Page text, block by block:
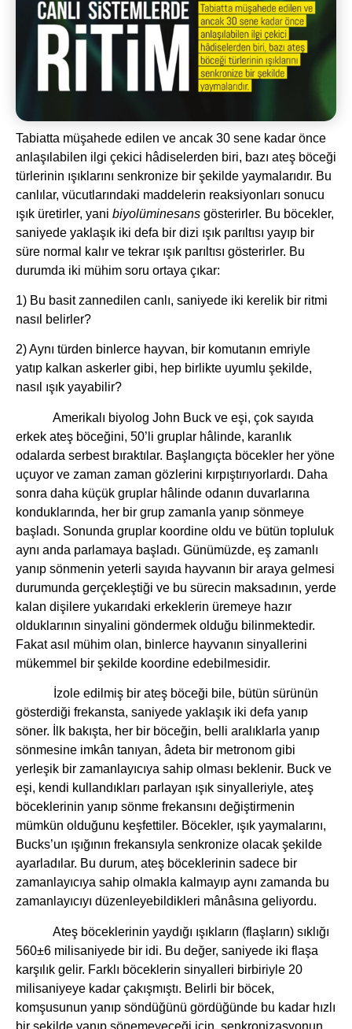
Tabiatta müşahede edilen ve ancak 30 sene kadar önce
anlaşılabilen ilgi çekici hâdiselerden biri, bazı ateş böceği
türlerinin ışıklarını senkronize bir şekilde yaymalarıdır. Bu
canlılar, vücutlarındaki maddelerin reaksiyonları sonucu
ışık üretirler, yani biyolüminesans gösterirler. Bu böcekler,
saniyede yaklaşık iki defa bir dizi ışık parıltısı yayıp bir
süre normal kalır ve tekrar ışık parıltısı gösterirler. Bu
durumda iki mühim soru ortaya çıkar:
1) Bu basit zannedilen canlı, saniyede iki kerelik bir ritmi
nasıl belirler?
2) Aynı türden binlerce hayvan, bir komutanın emriyle
yatıp kalkan askerler gibi, hep birlikte uyumlu şekilde,
nasıl ışık yayabilir?
Amerikalı biyolog John Buck ve eşi, çok sayıda
erkek ateş böceğini, 50’li gruplar hâlinde, karanlık
odalarda serbest bıraktılar. Başlangıçta böcekler her yöne
uçuyor ve zaman zaman gözlerini kırpıştırıyorlardı. Daha
sonra daha küçük gruplar hâlinde odanın duvarlarına
konduklarında, her bir grup zamanla yanıp sönmeye
başladı. Sonunda gruplar koordine oldu ve bütün topluluk
aynı anda parlamaya başladı. Günümüzde, eş zamanlı
yanıp sönmenin yeterli sayıda hayvanın bir araya gelmesi
durumunda gerçekleştiği ve bu sürecin maksadının, yerde
kalan dişilere yukarıdaki erkeklerin üremeye hazır
olduklarının sinyalini göndermek olduğu bilinmektedir.
Fakat asıl mühim olan, binlerce hayvanın sinyallerini
mükemmel bir şekilde koordine edebilmesidir.
İzole edilmiş bir ateş böceği bile, bütün sürünün
gösterdiği frekansta, saniyede yaklaşık iki defa yanıp
söner. İlk bakışta, her bir böceğin, belli aralıklarla yanıp
sönmesine imkân tanıyan, âdeta bir metronom gibi
yerleşik bir zamanlayıcıya sahip olması beklenir. Buck ve
eşi, kendi kullandıkları parlayan ışık sinyalleriyle, ateş
böceklerinin yanıp sönme frekansını değiştirmenin
mümkün olduğunu keşfettiler. Böcekler, ışık yaymalarını,
Bucks’un ışığının frekansıyla senkronize olacak şekilde
ayarladılar. Bu durum, ateş böceklerinin sadece bir
zamanlayıcıya sahip olmakla kalmayıp aynı zamanda bu
zamanlayıcıyı düzenleyebildikleri mânâsına geliyordu.
Ateş böceklerinin yaydığı ışıkların (flaşların) sıklığı
560±6 milisaniyede bir idi. Bu değer, saniyede iki flaşa
karşılık gelir. Farklı böceklerin sinyalleri birbiriyle 20
milisaniyeye kadar çakışmıştı. Belirli bir böcek,
komşusunun yanıp söndüğünü gördüğünde bu kadar hızlı
bir şekilde yanıp sönemeyeceği için, senkronizasyonun